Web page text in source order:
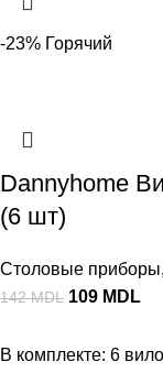
-23% Горячий
Dannyhome
(6 шт)
Столовые приборы,
142MDL 109 MDL
В комплекте: 6